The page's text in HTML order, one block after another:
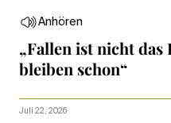
Anhören
„Fallen ist nicht das
bleiben schon“
Juli 22, 2026